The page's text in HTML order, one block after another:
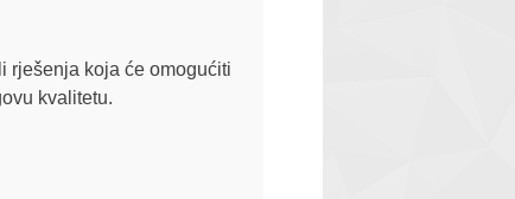
rješenja koja će omogućiti
kvalitetu.